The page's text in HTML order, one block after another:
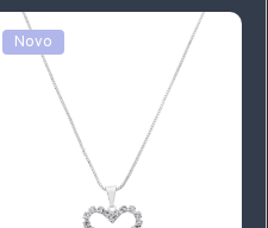
Novo